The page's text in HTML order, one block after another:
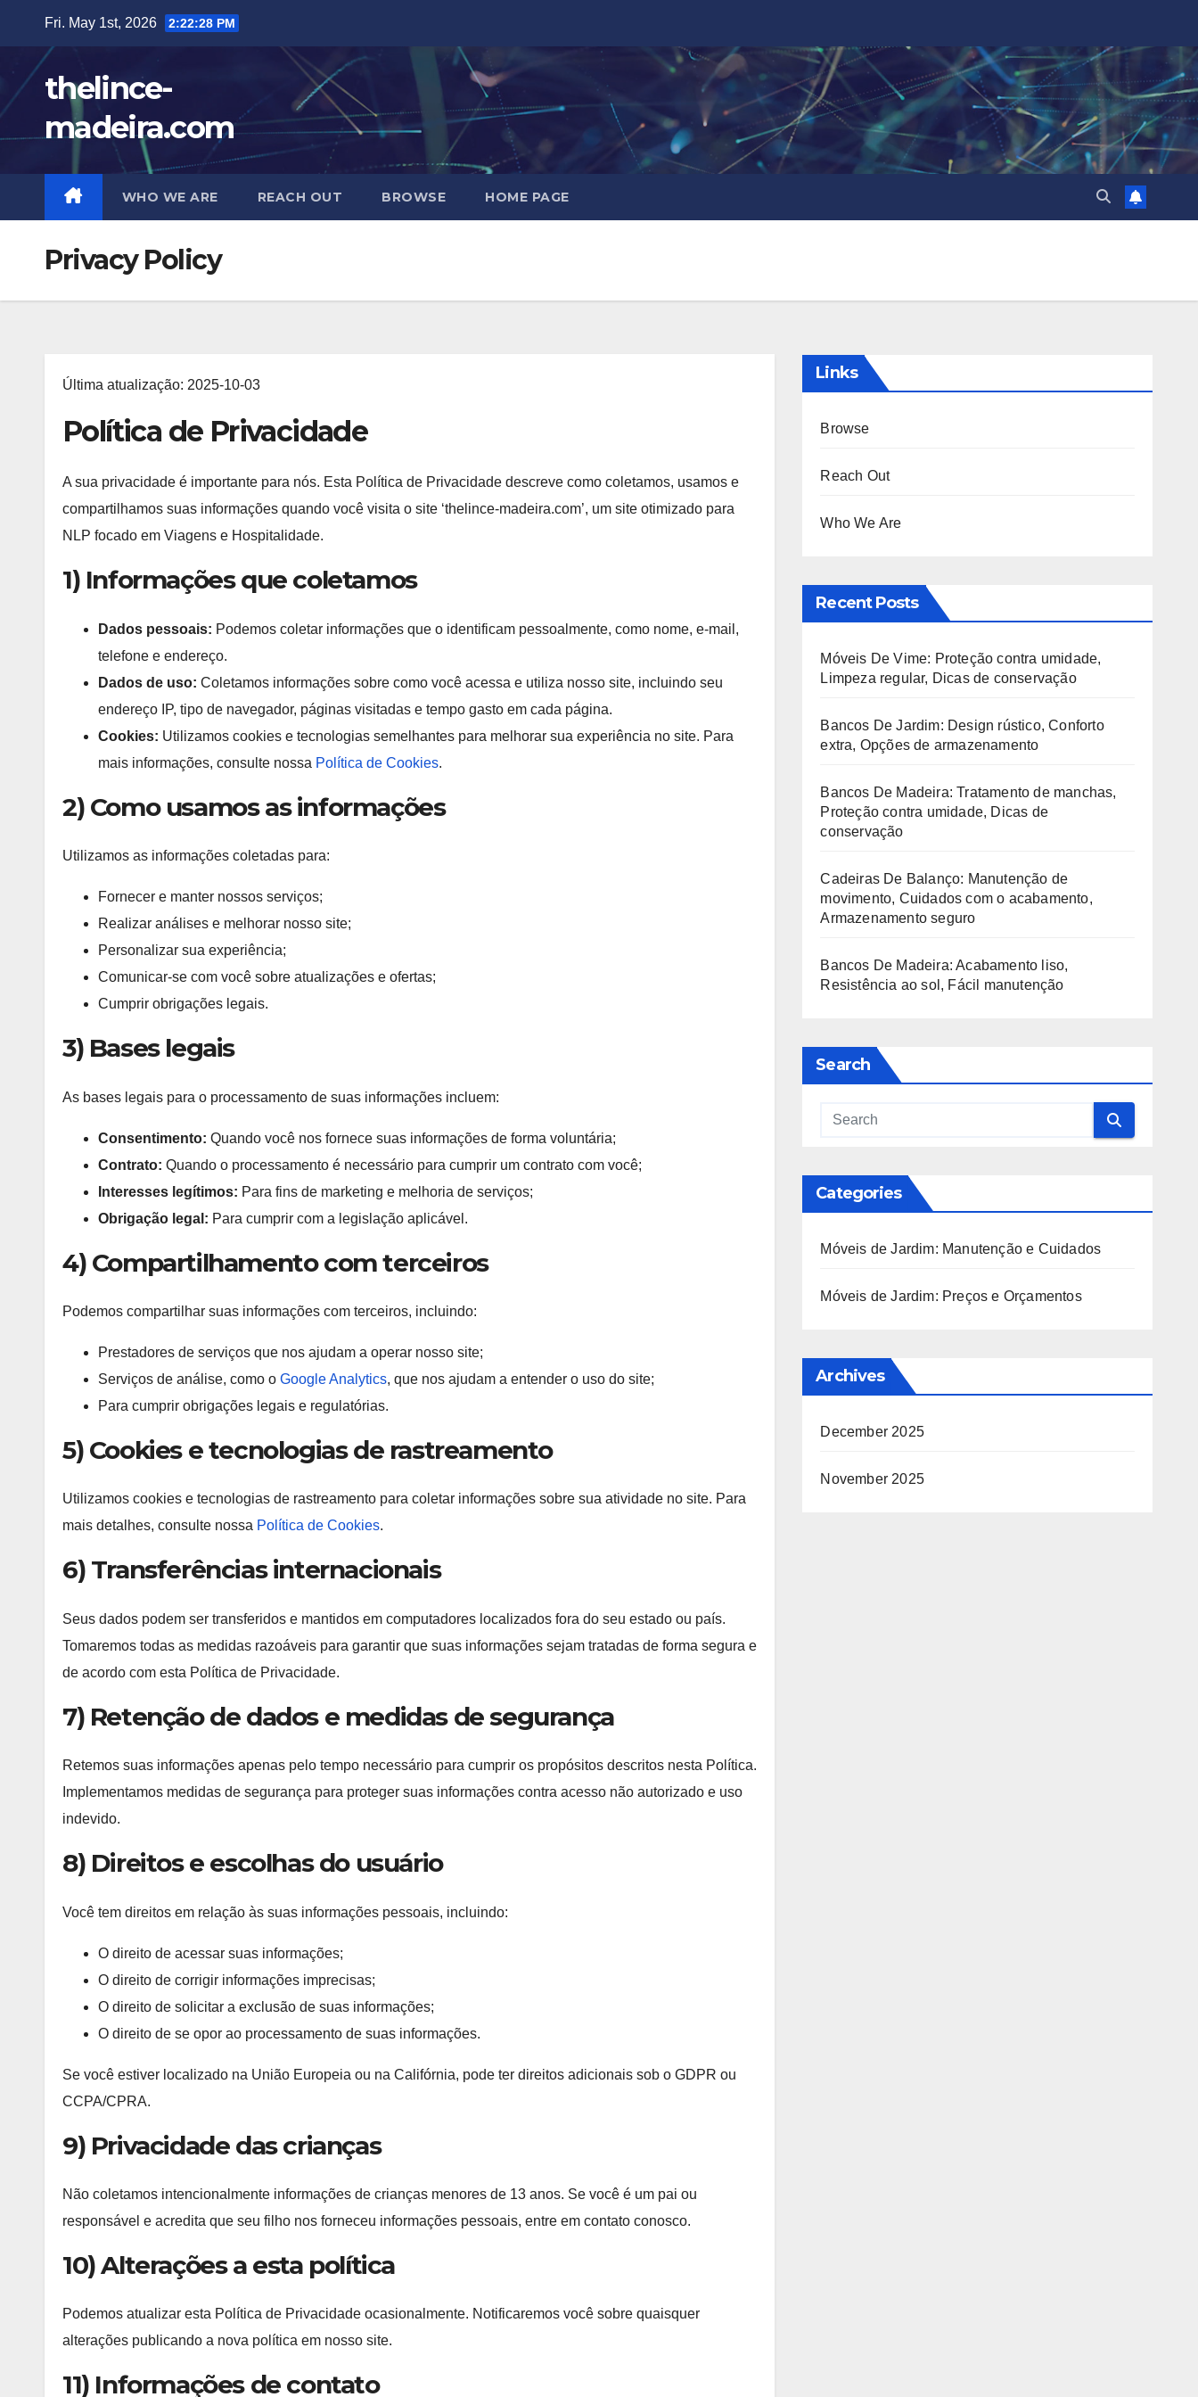
content
Fri. May 1st, 2026 2:22:28 PM
thelince-
madeira.com
WHO WE ARE REACH OUT BROWSE HOME PAGE
Privacy Policy
Última atualização: 2025-10-03
Política de Privacidade
A sua privacidade é importante para nós. Esta Política de Privacidade descreve como coletamos, usamos e
compartilhamos suas informações quando você visita o site ‘thelince-madeira.com’, um site otimizado para
NLP focado em Viagens e Hospitalidade.
1) Informações que coletamos
Dados pessoais: Podemos coletar informações que o identificam pessoalmente, como nome, e-mail,
telefone e endereço.
Dados de uso: Coletamos informações sobre como você acessa e utiliza nosso site, incluindo seu
endereço IP, tipo de navegador, páginas visitadas e tempo gasto em cada página.
Cookies: Utilizamos cookies e tecnologias semelhantes para melhorar sua experiência no site. Para
mais informações, consulte nossa Política de Cookies.
2) Como usamos as informações
Utilizamos as informações coletadas para:
Fornecer e manter nossos serviços;
Realizar análises e melhorar nosso site;
Personalizar sua experiência;
Comunicar-se com você sobre atualizações e ofertas;
Cumprir obrigações legais.
3) Bases legais
As bases legais para o processamento de suas informações incluem:
Consentimento: Quando você nos fornece suas informações de forma voluntária;
Contrato: Quando o processamento é necessário para cumprir um contrato com você;
Interesses legítimos: Para fins de marketing e melhoria de serviços;
Obrigação legal: Para cumprir com a legislação aplicável.
4) Compartilhamento com terceiros
Podemos compartilhar suas informações com terceiros, incluindo:
Prestadores de serviços que nos ajudam a operar nosso site;
Serviços de análise, como o Google Analytics, que nos ajudam a entender o uso do site;
Para cumprir obrigações legais e regulatórias.
5) Cookies e tecnologias de rastreamento
Utilizamos cookies e tecnologias de rastreamento para coletar informações sobre sua atividade no site. Para
mais detalhes, consulte nossa Política de Cookies.
6) Transferências internacionais
Seus dados podem ser transferidos e mantidos em computadores localizados fora do seu estado ou país.
Tomaremos todas as medidas razoáveis para garantir que suas informações sejam tratadas de forma segura e
de acordo com esta Política de Privacidade.
7) Retenção de dados e medidas de segurança
Retemos suas informações apenas pelo tempo necessário para cumprir os propósitos descritos nesta Política.
Implementamos medidas de segurança para proteger suas informações contra acesso não autorizado e uso
indevido.
8) Direitos e escolhas do usuário
Você tem direitos em relação às suas informações pessoais, incluindo:
O direito de acessar suas informações;
O direito de corrigir informações imprecisas;
O direito de solicitar a exclusão de suas informações;
O direito de se opor ao processamento de suas informações.
Se você estiver localizado na União Europeia ou na Califórnia, pode ter direitos adicionais sob o GDPR ou
CCPA/CPRA.
9) Privacidade das crianças
Não coletamos intencionalmente informações de crianças menores de 13 anos. Se você é um pai ou
responsável e acredita que seu filho nos forneceu informações pessoais, entre em contato conosco.
10) Alterações a esta política
Podemos atualizar esta Política de Privacidade ocasionalmente. Notificaremos você sobre quaisquer
alterações publicando a nova política em nosso site.
11) Informações de contato
Links
Browse
Reach Out
Who We Are
Recent Posts
Móveis De Vime: Proteção contra umidade,
Limpeza regular, Dicas de conservação
Bancos De Jardim: Design rústico, Conforto
extra, Opções de armazenamento
Bancos De Madeira: Tratamento de manchas,
Proteção contra umidade, Dicas de
conservação
Cadeiras De Balanço: Manutenção de
movimento, Cuidados com o acabamento,
Armazenamento seguro
Bancos De Madeira: Acabamento liso,
Resistência ao sol, Fácil manutenção
Search
Categories
Móveis de Jardim: Manutenção e Cuidados
Móveis de Jardim: Preços e Orçamentos
Archives
December 2025
November 2025